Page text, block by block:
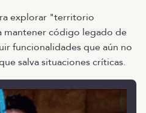
explorar "territorio
mantener código legado de
funcionalidades que aún no
salva situaciones críticas.